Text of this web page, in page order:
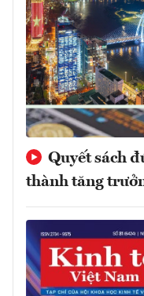
Quyết sách
thành tăng